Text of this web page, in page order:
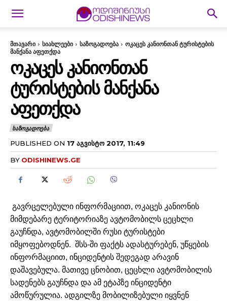
მთავარი სიახლეები საზოგადოება
ოკაცეს კანიონთან ტურისტების
მანქანა აფეთქდა
ᲝᲙᲐᲪᲔᲡ ᲙᲐᲜᲘᲝᲜᲗᲐᲜ
ᲢᲣᲠᲘᲡᲢᲔᲑᲘᲡ ᲛᲐᲜᲥᲐᲜᲐ
ᲐᲤᲔᲗᲥᲓᲐ
ᲡᲐᲖᲝᲒᲐᲓᲝᲔᲑᲐ
PUBLISHED ON 17 ᲐᲒᲕᲘᲡᲢᲝ 2017, 11:49
BY ODISHINEWS.GE
გავრცელებული ინფორმაციით, ოკაცეს კანიონის
მიმდებარე ტერიტორიაზე ავტომობილს ცეცხლი
გაუჩნდა, ავტომობილში რუსი ტურისტები
იმყოფებოდნენ. შსს-ში ფაქტს ადასტურებენ, უწყების
ინფორმაციით, ინციდენტის შედეგად არავინ
დაშავებულა. მათივე ცნობით, ცეცხლი ავტომობილის
სადენებს გაუჩნდა და ამ ეტაპზე ინციდენტი
ამოწურულია. ადგილზე მობილიზებული იყვნენ